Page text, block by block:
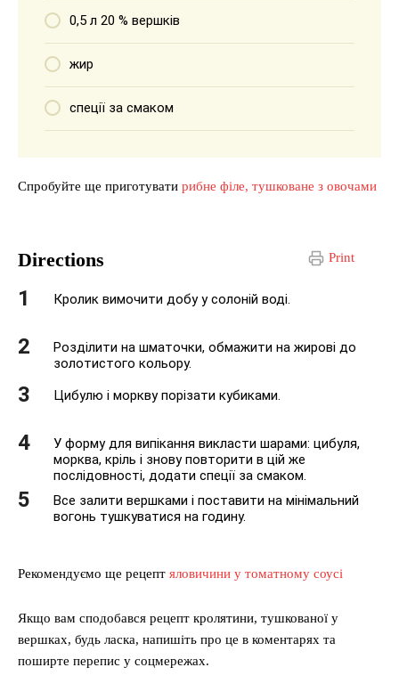
0,5 л 20 % вершків
жир
спеції за смаком
Спробуйте ще приготувати рибне філе, тушковане з овочами
Print
Directions
Кролик вимочити добу у солоній воді.
Розділити на шматочки, обмажити на жирові до
золотистого кольору.
Цибулю і моркву порізати кубиками.
У форму для випікання викласти шарами: цибуля,
морква, кріль і знову повторити в цій же
послідовності, додати спеції за смаком.
Все залити вершками і поставити на мінімальний
вогонь тушкуватися на годину.
Рекомендуємо ще рецепт яловичини у томатному соусі
Якщо вам сподобався рецепт кролятини, тушкованої у
вершках, будь ласка, напишіть про це в коментарях та
поширте перепис у соцмережах.